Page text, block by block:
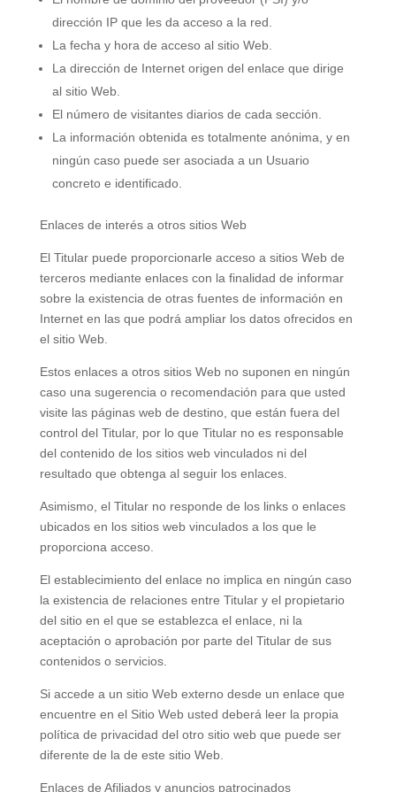
dirección IP que les da acceso a la red.
La fecha y hora de acceso al sitio Web.
La dirección de Internet origen del enlace que dirige
al sitio Web.
El número de visitantes diarios de cada sección.
La información obtenida es totalmente anónima, y en
ningún caso puede ser asociada a un Usuario
concreto e identificado.
Enlaces de interés a otros sitios Web
El Titular puede proporcionarle acceso a sitios Web de
terceros mediante enlaces con la finalidad de informar
sobre la existencia de otras fuentes de información en
Internet en las que podrá ampliar los datos ofrecidos en
el sitio Web.
Estos enlaces a otros sitios Web no suponen en ningún
caso una sugerencia o recomendación para que usted
visite las páginas web de destino, que están fuera del
control del Titular, por lo que Titular no es responsable
del contenido de los sitios web vinculados ni del
resultado que obtenga al seguir los enlaces.
Asimismo, el Titular no responde de los links o enlaces
ubicados en los sitios web vinculados a los que le
proporciona acceso.
El establecimiento del enlace no implica en ningún caso
la existencia de relaciones entre Titular y el propietario
del sitio en el que se establezca el enlace, ni la
aceptación o aprobación por parte del Titular de sus
contenidos o servicios.
Si accede a un sitio Web externo desde un enlace que
encuentre en el Sitio Web usted deberá leer la propia
política de privacidad del otro sitio web que puede ser
diferente de la de este sitio Web.
Enlaces de Afiliados y anuncios patrocinados